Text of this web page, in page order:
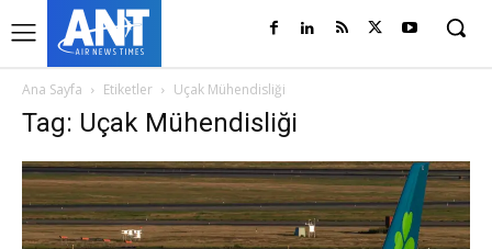
Ana Sayfa Etiketler Uçak Mühendisliği
Tag: Uçak Mühendisliği